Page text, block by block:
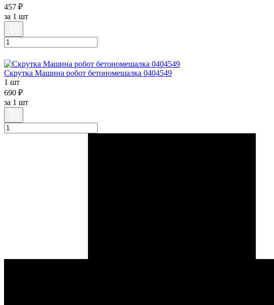
457 ₽
за 1 шт
Скрутка Машина робот бетономешалка 0404549
1 шт
690 ₽
за 1 шт